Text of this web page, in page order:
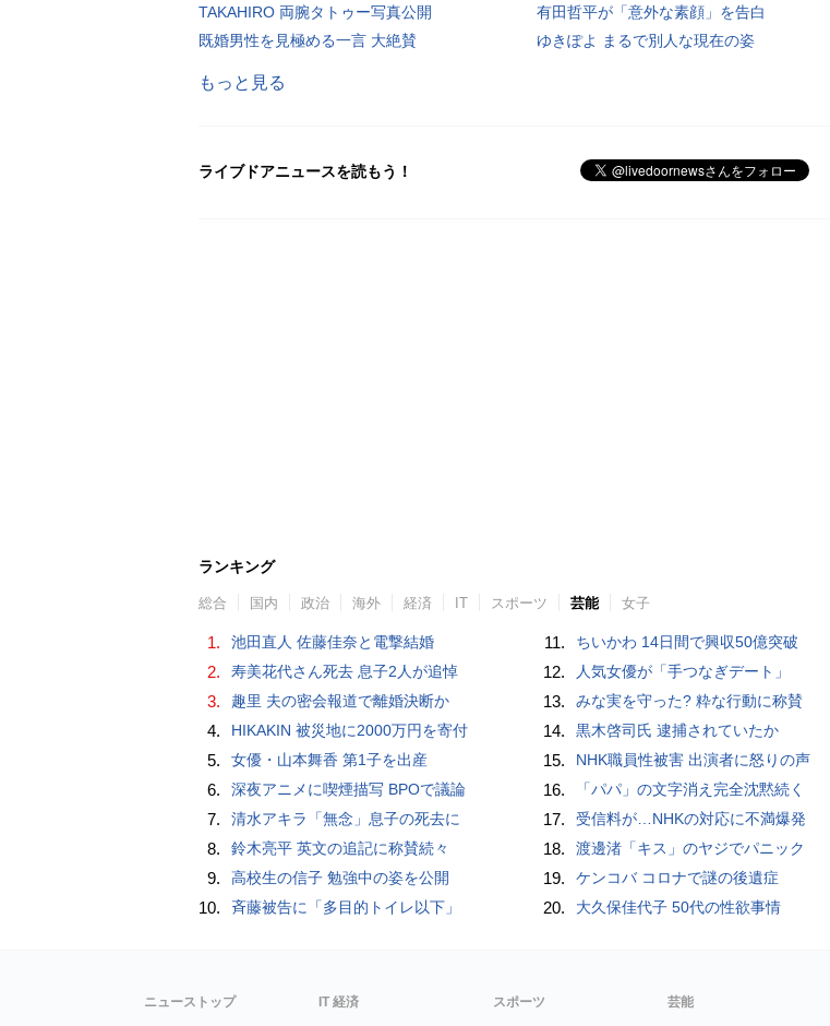
TAKAHIRO 両腕タトゥー写真公開
既婚男性を見極める一言 大絶賛
有田哲平が「意外な素顔」を告白
ゆきぽよ まるで別人な現在の姿
もっと見る
ライブドアニュースを読もう！
ランキング
総合 国内 政治 海外 経済 IT スポーツ 芸能 女子
1. 池田直人 佐藤佳奈と電撃結婚
2. 寿美花代さん死去 息子2人が追悼
3. 趣里 夫の密会報道で離婚決断か
4. HIKAKIN 被災地に2000万円を寄付
5. 女優・山本舞香 第1子を出産
6. 深夜アニメに喫煙描写 BPOで議論
7. 清水アキラ「無念」息子の死去に
8. 鈴木亮平 英文の追記に称賛続々
9. 高校生の信子 勉強中の姿を公開
10. 斉藤被告に「多目的トイレ以下」
11. ちいかわ 14日間で興収50億突破
12. 人気女優が「手つなぎデート」
13. みな実を守った? 粋な行動に称賛
14. 黒木啓司氏 逮捕されていたか
15. NHK職員性被害 出演者に怒りの声
16. 「パパ」の文字消え完全沈黙続く
17. 受信料が…NHKの対応に不満爆発
18. 渡邊渚「キス」のヤジでパニック
19. ケンコバ コロナで謎の後遺症
20. 大久保佳代子 50代の性欲事情
ニューストップ IT 経済 スポーツ 芸能